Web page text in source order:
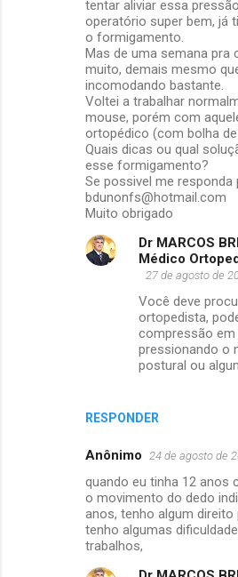
tentar aliviar essa
operatório super bem, já
o formigamento.
Mas de uma semana pra
muito, demais mesmo
incomodando bastante.
Voltei a trabalhar
mouse, porém com
ortopédico (com bolha de
Quais dicas ou qual
esse formigamento?
Se possivel me responda
bdunonfs@hotmail.com
Muito obrigado
RESPONDER
Dr MARCOS
Médico
27 de agosto de
Você deve
ortopedista,
compressão
pressionando o
postural ou
Anônimo 24 de agosto de
quando eu tinha 12 anos
o movimento do dedo
anos, tenho algum direito
tenho algumas
trabalhos,